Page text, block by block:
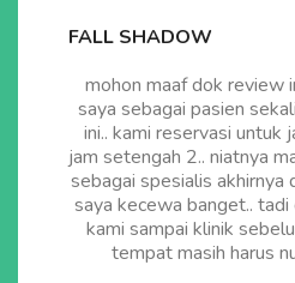
FALL SHADOW
mohon maaf dok review
saya sebagai pasien
ini.. kami reservasi untuk
jam setengah 2.. niatnya
sebagai spesialis akhirnya
saya kecewa banget.. tadi
kami sampai klinik
tempat masih harus